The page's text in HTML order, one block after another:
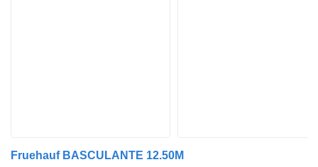
Fruehauf BASCULANTE 12.50M